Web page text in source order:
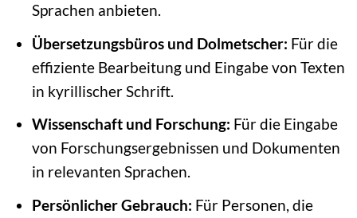
Sprachen anbieten.
Übersetzungsbüros und Dolmetscher: Für die
effiziente Bearbeitung und Eingabe von Texten
in kyrillischer Schrift.
Wissenschaft und Forschung: Für die Eingabe
von Forschungsergebnissen und Dokumenten
in relevanten Sprachen.
Persönlicher Gebrauch: Für Personen, die